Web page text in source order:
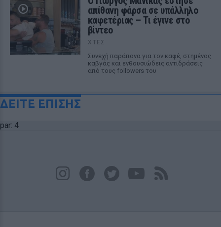
απίθανη φάρσα σε υπάλληλο
καφετέριας – Τι έγινε στο
βίντεο
ΧΤΕΣ
Συνεχή παράπονα για τον καφέ, στημένος
καβγάς και ενθουσιώδεις αντιδράσεις
από τους followers του
ΔΕΙΤΕ ΕΠΙΣΗΣ
par: 4